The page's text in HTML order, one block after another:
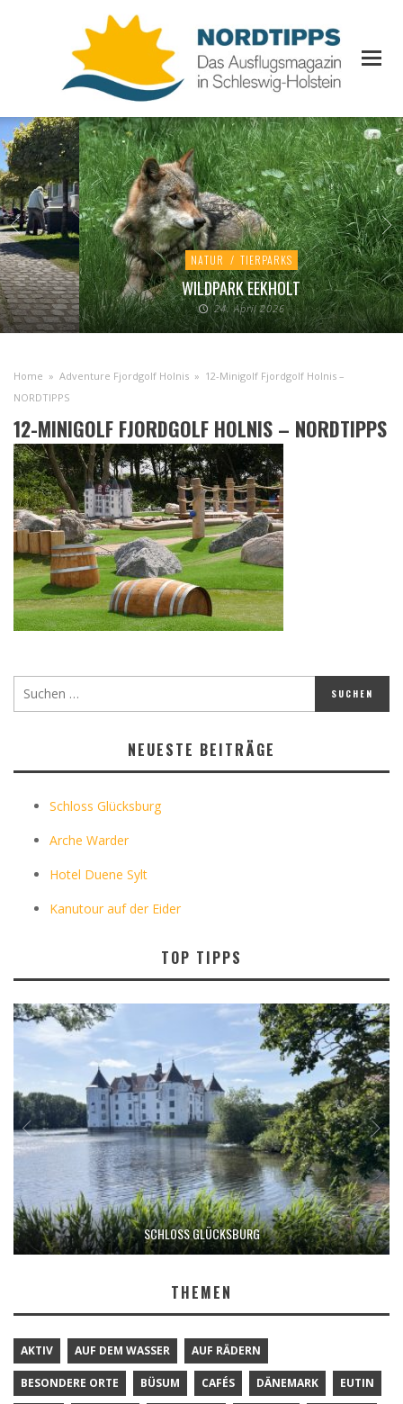
NATUR / TIERPARKS
WILDPARK EEKHOLT
24. April 2026
Home » Adventure Fjordgolf Holnis » 12-Minigolf Fjordgolf Holnis –
NORDTIPPS
12-MINIGOLF FJORDGOLF HOLNIS – NORDTIPPS
NEUESTE BEITRÄGE
Schloss Glücksburg
Arche Warder
Hotel Duene Sylt
Kanutour auf der Eider
TOP TIPPS
SCHLOSS GLÜCKSBURG
THEMEN
AKTIV AUF DEM WASSER AUF RÄDERN
BESONDERE ORTE BÜSUM CAFÉS DÄNEMARK EUTIN